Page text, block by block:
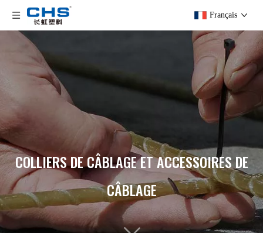
Français
COLLIERS DE CÂBLAGE ET ACCESSOIRES DE
CÂBLAGE